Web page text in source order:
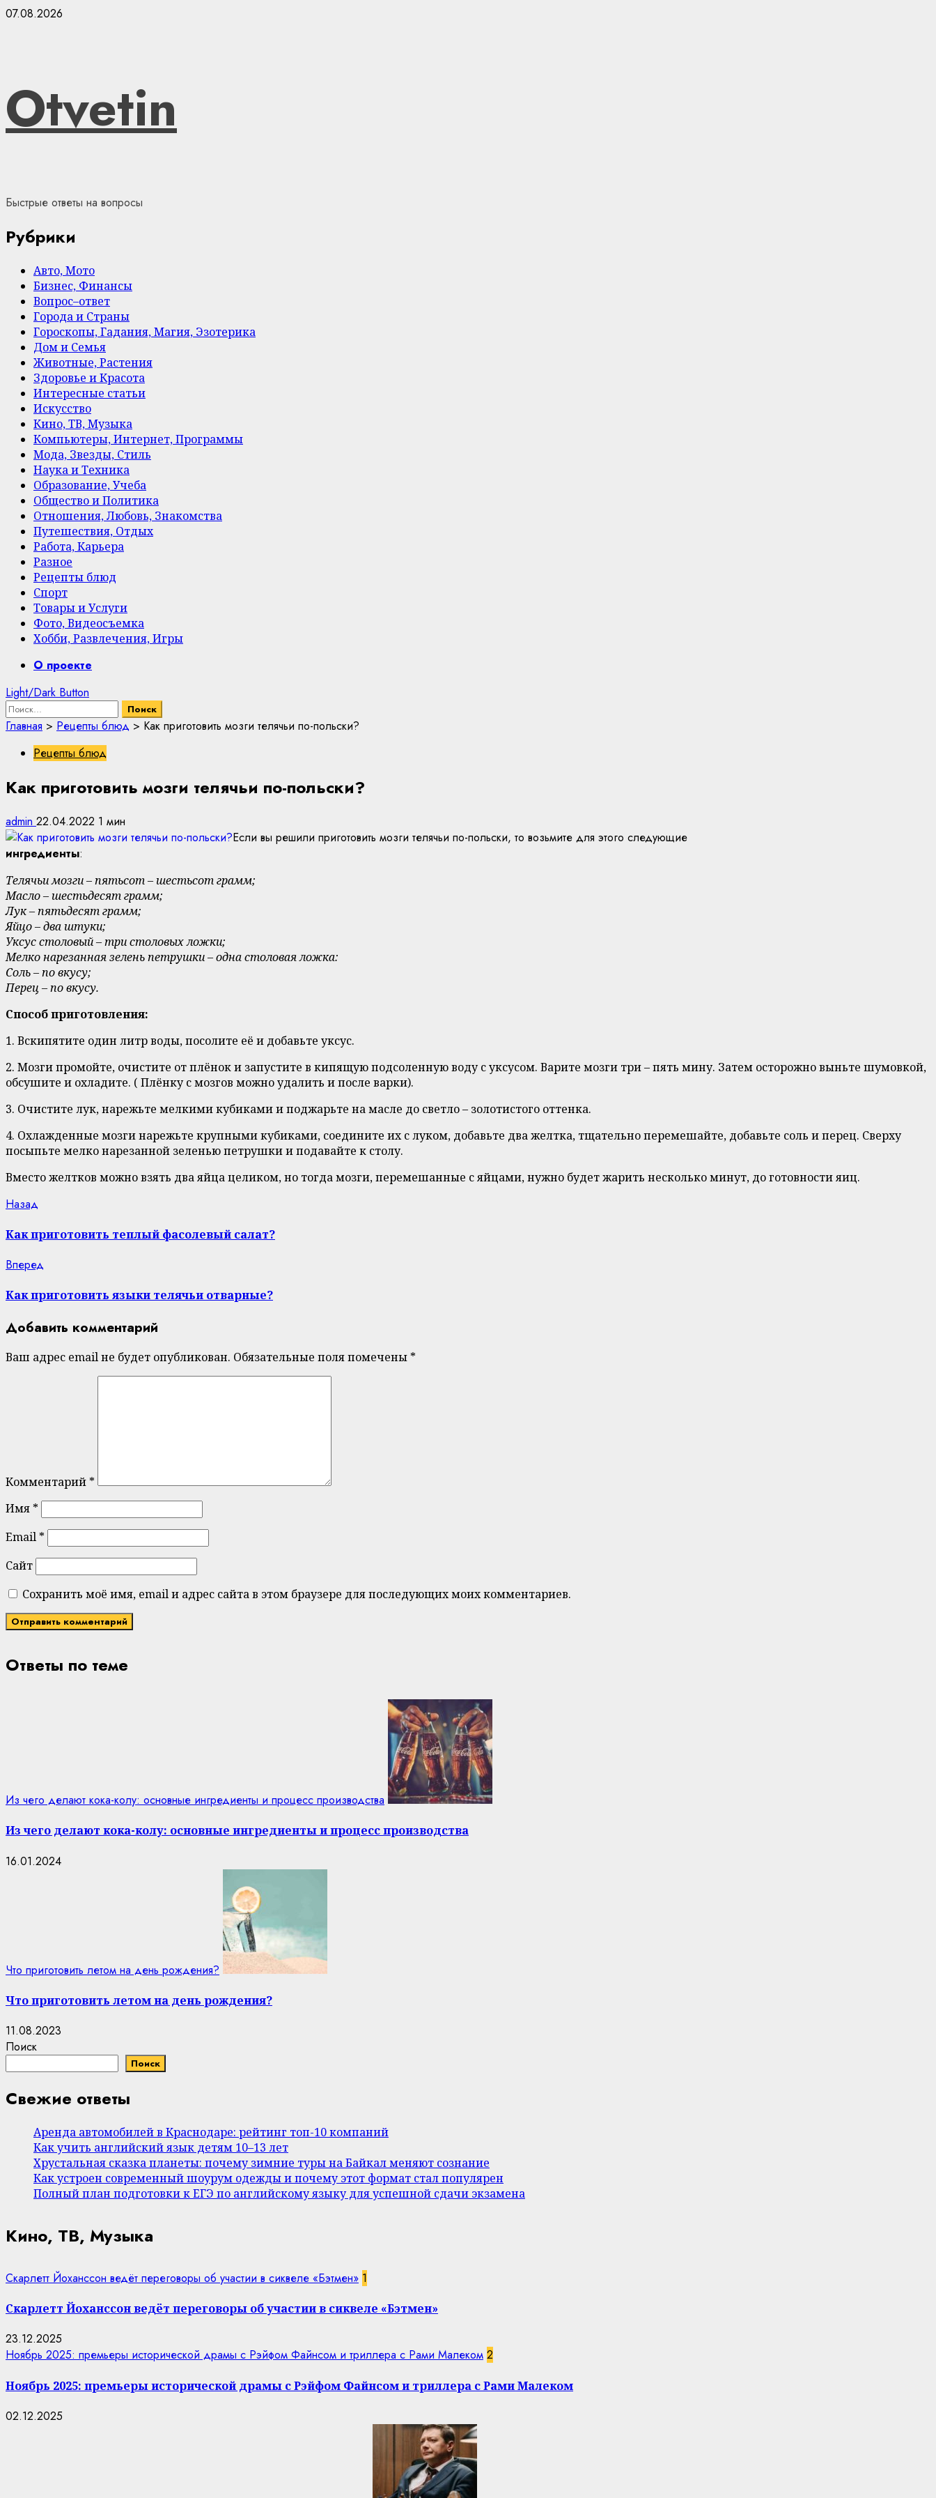
Skip
07.08.2026
Otvetin
Быстрые ответы на вопросы
Рубрики
Авто, Мото
Бизнес, Финансы
Вопрос–ответ
Города и Страны
Гороскопы, Гадания, Магия, Эзотерика
Дом и Семья
Животные, Растения
Здоровье и Красота
Интересные статьи
Искусство
Кино, ТВ, Музыка
Компьютеры, Интернет, Программы
Мода, Звезды, Стиль
Наука и Техника
Образование, Учеба
Общество и Политика
Отношения, Любовь, Знакомства
Путешествия, Отдых
Работа, Карьера
Разное
Рецепты блюд
Спорт
Товары и Услуги
Фото, Видеосъемка
Хобби, Развлечения, Игры
PrimaryО проекте
Light/Dark Button
Найти:
Главная > Рецепты блюд > Как приготовить мозги телячьи по-польски?
Рецепты блюд
Как приготовить мозги телячьи по-польски?
admin 22.04.2022 1 мин
Если вы решили приготовить мозги телячьи по-польски, то возьмите для этого следующие
ингредиенты:
Телячьи мозги – пятьсот – шестьсот грамм;
Масло – шестьдесят грамм;
Лук – пятьдесят грамм;
Яйцо – два штуки;
Уксус столовый – три столовых ложки;
Мелко нарезанная зелень петрушки – одна столовая ложка:
Соль – по вкусу;
Перец – по вкусу.
Способ приготовления:
1. Вскипятите один литр воды, посолите её и добавьте уксус.
2. Мозги промойте, очистите от плёнок и запустите в кипящую подсоленную воду с уксусом. Варите мозги три – пять мину. Затем осторожно выньте шумовкой,
обсушите и охладите. ( Плёнку с мозгов можно удалить и после варки).
3. Очистите лук, нарежьте мелкими кубиками и поджарьте на масле до светло – золотистого оттенка.
4. Охлажденные мозги нарежьте крупными кубиками, соедините их с луком, добавьте два желтка, тщательно перемешайте, добавьте соль и перец. Сверху
посыпьте мелко нарезанной зеленью петрушки и подавайте к столу.
Вместо желтков можно взять два яйца целиком, но тогда мозги, перемешанные с яйцами, нужно будет жарить несколько минут, до готовности яиц.
Continue
Reading
Назад
Как приготовить теплый фасолевый салат?
Вперед
Как приготовить языки телячьи отварные?
Добавить комментарий
Ваш адрес email не будет опубликован. Обязательные поля помечены *
Комментарий *
Имя *
Email *
Сайт
Сохранить моё имя, email и адрес сайта в этом браузере для последующих моих комментариев.
Ответы по теме
Из чего делают кока-колу: основные ингредиенты и процесс производства
Из чего делают кока-колу: основные ингредиенты и процесс производства
16.01.2024
Что приготовить летом на день рождения?
Что приготовить летом на день рождения?
11.08.2023
Поиск
Поиск
Свежие ответы
Аренда автомобилей в Краснодаре: рейтинг топ-10 компаний
Как учить английский язык детям 10–13 лет
Хрустальная сказка планеты: почему зимние туры на Байкал меняют сознание
Как устроен современный шоурум одежды и почему этот формат стал популярен
Полный план подготовки к ЕГЭ по английскому языку для успешной сдачи экзамена
Кино, ТВ, Музыка
Скарлетт Йоханссон ведёт переговоры об участии в сиквеле «Бэтмен» 1
Скарлетт Йоханссон ведёт переговоры об участии в сиквеле «Бэтмен»
23.12.2025
Ноябрь 2025: премьеры исторической драмы с Рэйфом Файнсом и триллера с Рами Малеком 2
Ноябрь 2025: премьеры исторической драмы с Рэйфом Файнсом и триллера с Рами Малеком
02.12.2025